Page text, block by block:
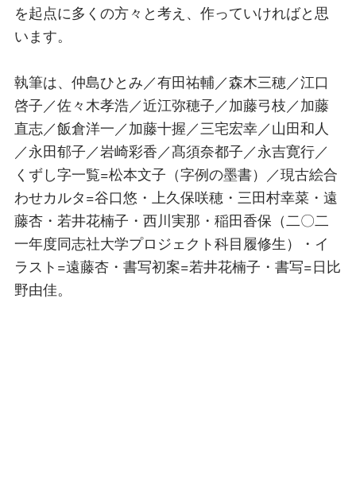
を起点に多くの方々と考え、作っていければと思
います。
執筆は、仲島ひとみ／有田祐輔／森木三穂／江口
啓子／佐々木孝浩／近江弥穂子／加藤弓枝／加藤
直志／飯倉洋一／加藤十握／三宅宏幸／山田和人
／永田郁子／岩崎彩香／髙須奈都子／永吉寛行／
くずし字一覧=松本文子（字例の墨書）／現古絵合
わせカルタ=谷口悠・上久保咲穂・三田村幸菜・遠
藤杏・若井花楠子・西川実那・稲田香保（二〇二
一年度同志社大学プロジェクト科目履修生）・イ
ラスト=遠藤杏・書写初案=若井花楠子・書写=日比
野由佳。